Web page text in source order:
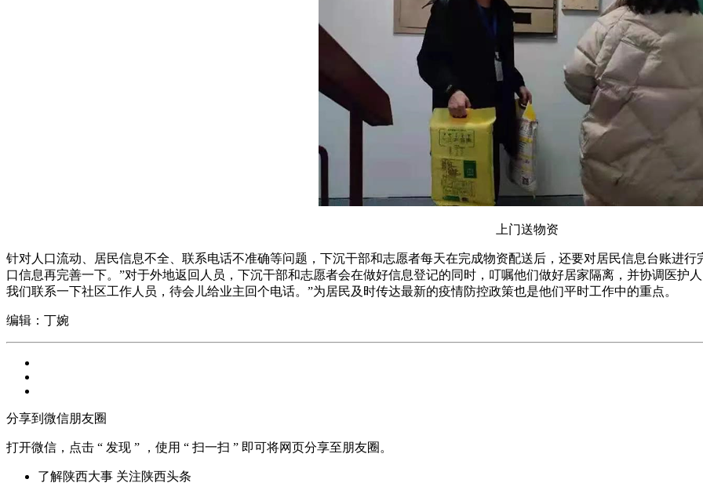
上门送物资
针对人口流动、居民信息不全、联系电话不准确等问题，下沉干部和志愿者每天在完成物资配送后，还要对居民信息台账进
口信息再完善一下。”对于外地返回人员，下沉干部和志愿者会在做好信息登记的同时，叮嘱他们做好居家隔离，并协调医护
我们联系一下社区工作人员，待会儿给业主回个电话。”为居民及时传达最新的疫情防控政策也是他们平时工作中的重点。
编辑：丁婉
分享到微信朋友圈
打开微信，点击 “ 发现 ” ，使用 “ 扫一扫 ” 即可将网页分享至朋友圈。
了解陕西大事 关注陕西头条